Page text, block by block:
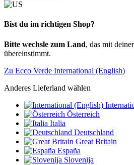
Bist du im richtigen Shop?
Bitte wechsle zum Land, das mit
übereinstimmt.
Zu Ecco Verde International (English)
Anderes Lieferland wählen
Österreich
Italia
Deutschland
Great Britain
España
Slovenija